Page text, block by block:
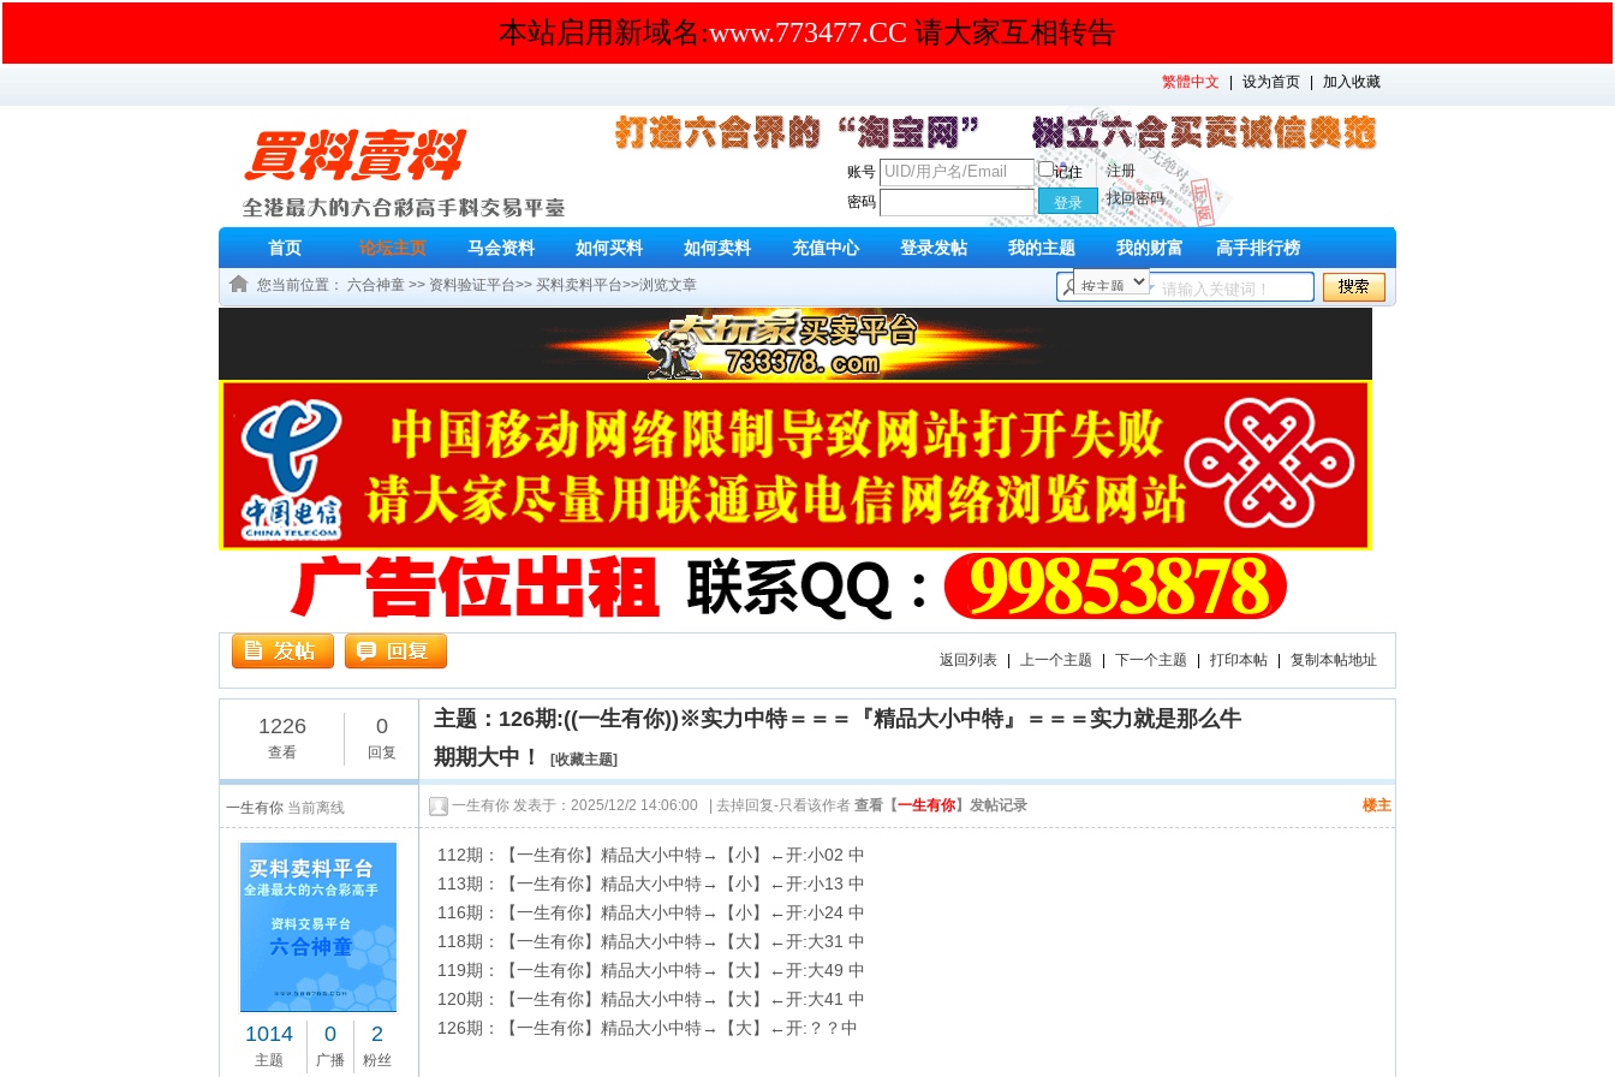
本站启用新域名:www.773477.CC 请大家互相转告
繁體中文 设为首页 加入收藏
注册
找回密码
账号
记住
密码
首页 论坛主页 马会资料 如何买料 如何卖料 充值中心 登录发帖 我的主题 我的财富 高手排行榜
您当前位置： 六合神童 >> 资料验证平台>> 买料卖料平台>>浏览文章
返回列表 上一个主题 下一个主题 打印本帖 复制本帖地址
1226
查看
0
回复
主题：126期:((一生有你))※实力中特＝＝＝『精品大小中特』＝＝＝实力就是那么牛
期期大中！
[收藏主题]
一生有你 当前离线
1014
主题
0
广播
2
粉丝
一生有你 发表于：2025/12/2 14:06:00 | 去掉回复-只看该作者 查看【一生有你】发帖记录 楼主
112期：【一生有你】精品大小中特→【小】←开:小02 中
113期：【一生有你】精品大小中特→【小】←开:小13 中
116期：【一生有你】精品大小中特→【小】←开:小24 中
118期：【一生有你】精品大小中特→【大】←开:大31 中
119期：【一生有你】精品大小中特→【大】←开:大49 中
120期：【一生有你】精品大小中特→【大】←开:大41 中
126期：【一生有你】精品大小中特→【大】←开:？？中